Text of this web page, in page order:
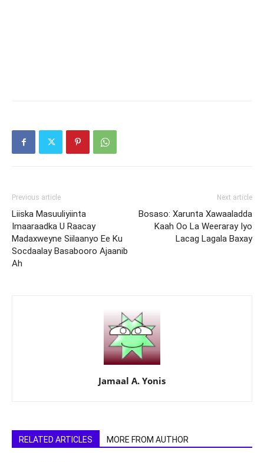
Previous article
Liiska Masuuliyiinta
Imaaraadka U Raacay
Madaxweyne Siilaanyo Ee Ku
Socdaalay Basabooro Ajaanib
Ah
Next article
Bosaso: Xarunta Xawaaladda
Kaah Oo La Weeraray Iyo
Lacag Lagala Baxay
Jamaal A. Yonis
RELATED ARTICLES MORE FROM AUTHOR